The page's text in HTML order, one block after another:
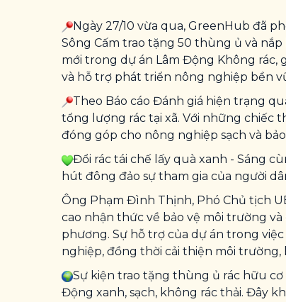
Ngày 27/10 vừa qua, GreenHub đã
Sông Cấm trao tặng 50 thùng ủ và
mới trong dự án Lâm Động Không
và hỗ trợ phát triển nông nghiệp bền
Theo Báo cáo Đánh giá hiện trạng
tổng lượng rác tại xã. Với những chiếc
đóng góp cho nông nghiệp sạch và
Đổi rác tái chế lấy quà xanh - Sáng
hút đông đảo sự tham gia của người
Ông Phạm Đình Thịnh, Phó Chủ tịch
cao nhận thức về bảo vệ môi trường
phương. Sự hỗ trợ của dự án trong
nghiệp, đồng thời cải thiện môi
Sự kiện trao tặng thùng ủ rác hữu
Động xanh, sạch, không rác thải. Đây